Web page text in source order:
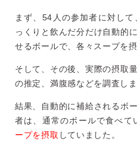
まず、54人の参加者に対し
っくりと飲んだ分だけ自動的
せるボールで、各々スープを
そして、その後、実際の摂取
の推定、満腹感などを調査しま
結果、自動的に補給されるボ
者は、通常のボールで食べて
ープを摂取 していました。